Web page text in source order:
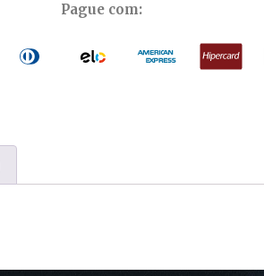
Pague com: